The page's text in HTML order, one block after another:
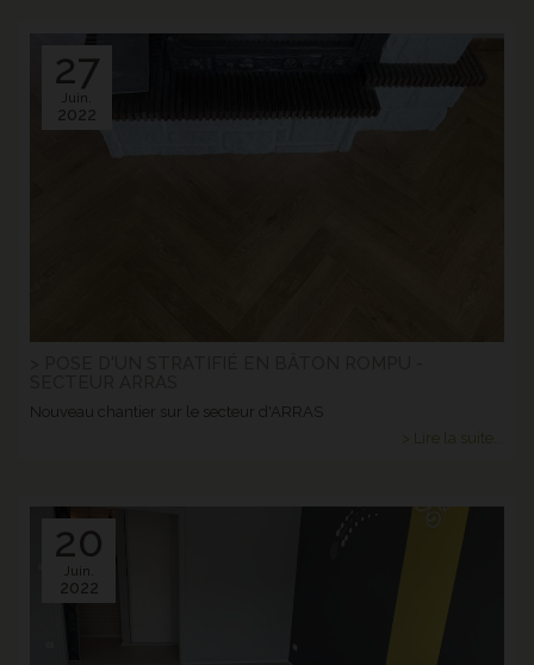
27
Juin.
2022
Nouveau chantier sur le secteur d'ARRAS
> Lire la suite...
20
Juin.
2022